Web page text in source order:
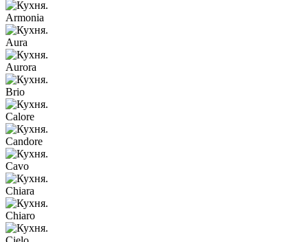
Armonia
Aura
Aurora
Brio
Calore
Candore
Cavo
Chiara
Chiaro